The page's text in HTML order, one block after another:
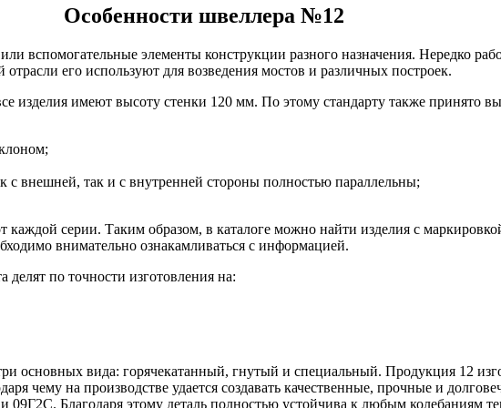
Особенности швеллера №12
вспомогательные элементы конструкции разного назначения. Нередко
его используют для возведения мостов и различных построек.
изделия имеют высоту стенки 120 мм. По этому стандарту также принято
внешней, так и с внутренней стороны полностью параллельны;
каждой серии. Таким образом, в каталоге можно найти изделия с
внимательно ознакамливаться с информацией.
по точности изготовления на:
основных вида: горячекатанный, гнутый и специальный. Продукция 12
чему на производстве удается создавать качественные, прочные и
09Г2С. Благодаря этому деталь полностью устойчива к любым колебаниям